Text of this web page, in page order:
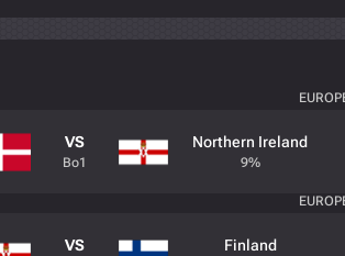
VS
Bo1
Northern Ireland
9%
VS Finland